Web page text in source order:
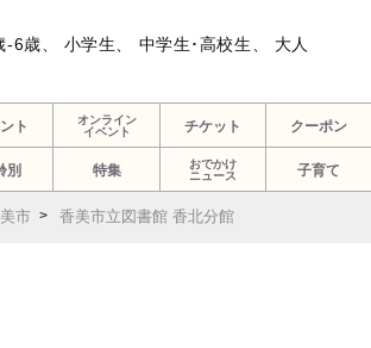
6歳、 小学生、 中学生･高校生、 大人
ト
オンライン
イベント
チケット クーポン
別 特集
おでかけ
ニュース
子育て
市 香美市立図書館 香北分館